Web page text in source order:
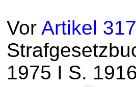
Vor Artikel 317
1975 I S.